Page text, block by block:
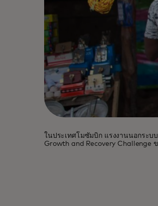
ในประเทศโมซัมบิก แรงงานนอกระ
Growth and Recovery Challenge